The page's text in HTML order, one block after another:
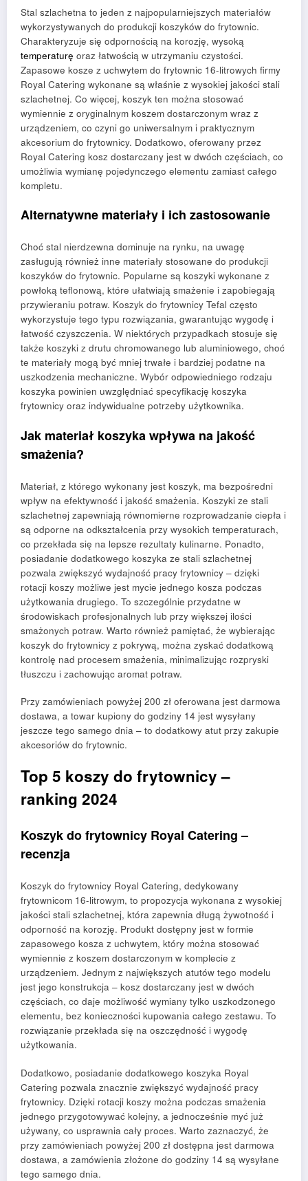
Stal szlachetna to jeden z najpopularniejszych materiałów
wykorzystywanych do produkcji koszyków do frytownic.
Charakteryzuje się odpornością na korozję, wysoką
temperaturę oraz łatwością w utrzymaniu czystości.
Zapasowe kosze z uchwytem do frytownic 16-litrowych firmy
Royal Catering wykonane są właśnie z wysokiej jakości stali
szlachetnej. Co więcej, koszyk ten można stosować
wymiennie z oryginalnym koszem dostarczonym wraz z
urządzeniem, co czyni go uniwersalnym i praktycznym
akcesorium do frytownicy. Dodatkowo, oferowany przez
Royal Catering kosz dostarczany jest w dwóch częściach, co
umożliwia wymianę pojedynczego elementu zamiast całego
kompletu.
Alternatywne materiały i ich zastosowanie
Choć stal nierdzewna dominuje na rynku, na uwagę
zasługują również inne materiały stosowane do produkcji
koszyków do frytownic. Popularne są koszyki wykonane z
powłoką teflonową, które ułatwiają smażenie i zapobiegają
przywieraniu potraw. Koszyk do frytownicy Tefal często
wykorzystuje tego typu rozwiązania, gwarantując wygodę i
łatwość czyszczenia. W niektórych przypadkach stosuje się
także koszyki z drutu chromowanego lub aluminiowego, choć
te materiały mogą być mniej trwałe i bardziej podatne na
uszkodzenia mechaniczne. Wybór odpowiedniego rodzaju
koszyka powinien uwzględniać specyfikację koszyka
frytownicy oraz indywidualne potrzeby użytkownika.
Jak materiał koszyka wpływa na jakość
smażenia?
Materiał, z którego wykonany jest koszyk, ma bezpośredni
wpływ na efektywność i jakość smażenia. Koszyki ze stali
szlachetnej zapewniają równomierne rozprowadzanie ciepła i
są odporne na odkształcenia przy wysokich temperaturach,
co przekłada się na lepsze rezultaty kulinarne. Ponadto,
posiadanie dodatkowego koszyka ze stali szlachetnej
pozwala zwiększyć wydajność pracy frytownicy – dzięki
rotacji koszy możliwe jest mycie jednego kosza podczas
użytkowania drugiego. To szczególnie przydatne w
środowiskach profesjonalnych lub przy większej ilości
smażonych potraw. Warto również pamiętać, że wybierając
koszyk do frytownicy z pokrywą, można zyskać dodatkową
kontrolę nad procesem smażenia, minimalizując rozpryski
tłuszczu i zachowując aromat potraw.
Przy zamówieniach powyżej 200 zł oferowana jest darmowa
dostawa, a towar kupiony do godziny 14 jest wysyłany
jeszcze tego samego dnia – to dodatkowy atut przy zakupie
akcesoriów do frytownic.
Top 5 koszy do frytownicy –
ranking 2024
Koszyk do frytownicy Royal Catering –
recenzja
Koszyk do frytownicy Royal Catering, dedykowany
frytownicom 16-litrowym, to propozycja wykonana z wysokiej
jakości stali szlachetnej, która zapewnia długą żywotność i
odporność na korozję. Produkt dostępny jest w formie
zapasowego kosza z uchwytem, który można stosować
wymiennie z koszem dostarczonym w komplecie z
urządzeniem. Jednym z największych atutów tego modelu
jest jego konstrukcja – kosz dostarczany jest w dwóch
częściach, co daje możliwość wymiany tylko uszkodzonego
elementu, bez konieczności kupowania całego zestawu. To
rozwiązanie przekłada się na oszczędność i wygodę
użytkowania.
Dodatkowo, posiadanie dodatkowego koszyka Royal
Catering pozwala znacznie zwiększyć wydajność pracy
frytownicy. Dzięki rotacji koszy można podczas smażenia
jednego przygotowywać kolejny, a jednocześnie myć już
używany, co usprawnia cały proces. Warto zaznaczyć, że
przy zamówieniach powyżej 200 zł dostępna jest darmowa
dostawa, a zamówienia złożone do godziny 14 są wysyłane
tego samego dnia.